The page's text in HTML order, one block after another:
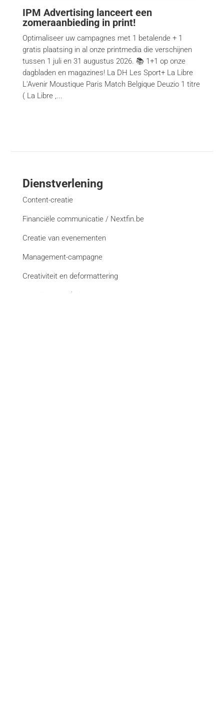
IPM Advertising lanceert een
zomeraanbieding in print!
Optimaliseer uw campagnes met 1 betalende + 1
gratis plaatsing in al onze printmedia die verschijnen
tussen 1 juli en 31 augustus 2026. 📚 1+1 op onze
dagbladen en magazines! La DH Les Sport+ La Libre
L'Avenir Moustique Paris Match Belgique Deuzio 1 titre
( La Libre ,...
Dienstverlening
Content-creatie
Financiële communicatie / Nextfin.be
Creatie van evenementen
Management-campagne
Creativiteit en deformattering
Creatie van websites